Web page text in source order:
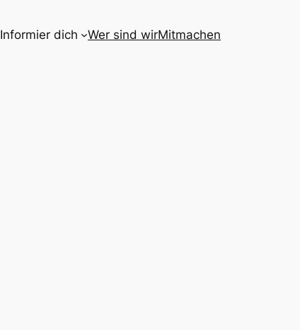
Informier dich Wer sind wirMitmachen